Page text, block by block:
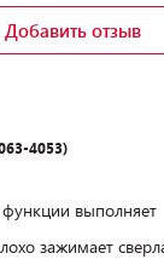
Добавить отзыв
4053)
выполняет
зажимает